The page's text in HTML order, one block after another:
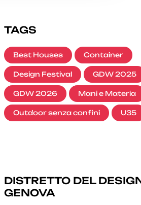
TAGS
Best Houses Container
Design Festival GDW 2025
GDW 2026 Mani e Materia
Outdoor senza confini U35
DISTRETTO DEL
GENOVA